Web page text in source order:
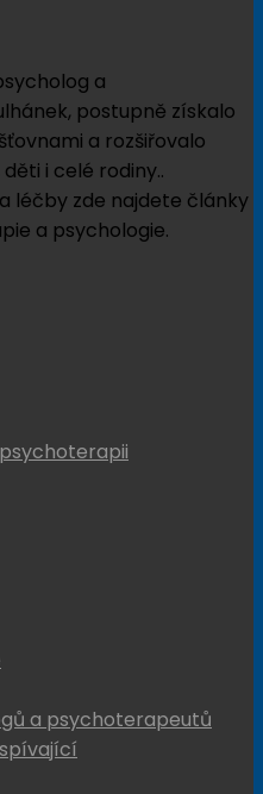
a
postupně získalo
a rozšiřovalo
i celé rodiny..
léčby zde najdete články
a psychologie.
a psychoterapeutů